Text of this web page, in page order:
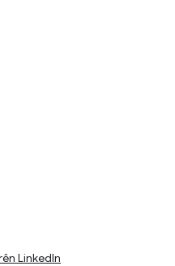
LinkedIn